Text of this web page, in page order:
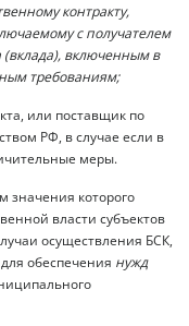
контракту,
с получателем
включенным в
требованиям;
или поставщик по
РФ, в случае если в
меры.
которого
власти субъектов
осуществления БСК,
обеспечения нужд